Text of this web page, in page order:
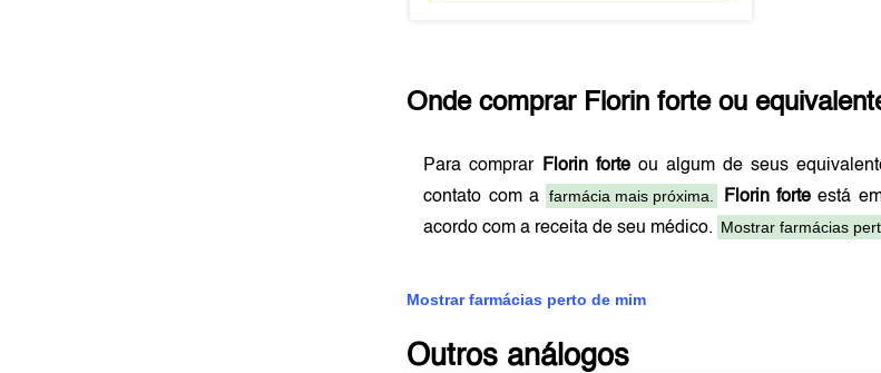
Onde comprar Florin forteou
Para comprar Florin forteou algum de seus
contato com a farmácia mais próxima. Florin forte está
acordo com a receita de seu médico. Mostrar farmácias
Mostrar farmácias perto de mim
Outros análogos